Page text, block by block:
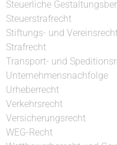
Steuerliche
Steuerstrafrecht
Stiftungs- und
Strafrecht
Transport- und
Unternehmensnachfolge
Urheberrecht
Verkehrsrecht
Versicherungsrecht
WEG-Recht